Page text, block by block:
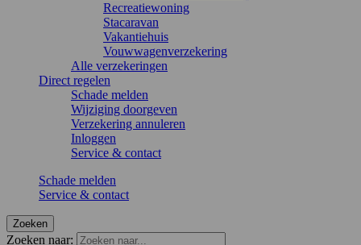
Recreatiewoning
Stacaravan
Vakantiehuis
Vouwwagenverzekering
Alle verzekeringen
Direct regelen
Schade melden
Wijziging doorgeven
Verzekering annuleren
Inloggen
Service & contact
Schade melden
Service & contact
Zoeken
Zoeken naar: